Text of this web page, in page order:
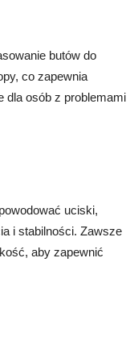
butów do
co zapewnia
dla osób z problemami
uciski,
i stabilności. Zawsze
aby zapewnić